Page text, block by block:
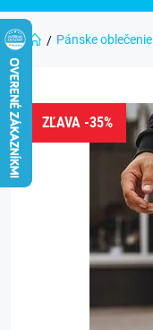
Pánske oblečenie
ZĽAVA -35%